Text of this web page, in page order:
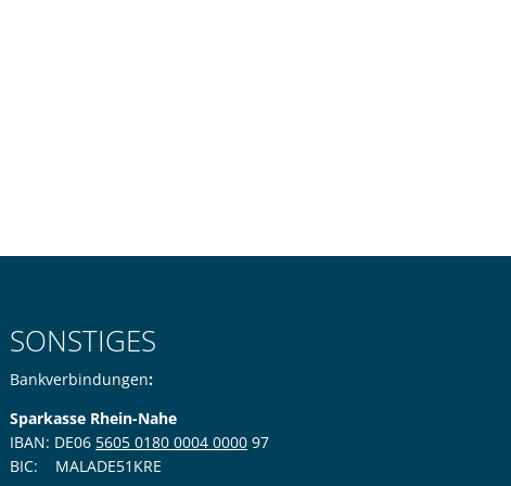
SONSTIGES
Bankverbindungen:
Sparkasse Rhein-Nahe
IBAN: DE06 5605 0180 0004 0000 97
BIC: MALADE51KRE